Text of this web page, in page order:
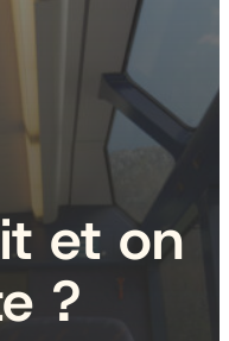
et on
?